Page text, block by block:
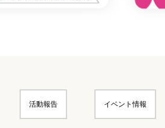
活動報告 イベント情報